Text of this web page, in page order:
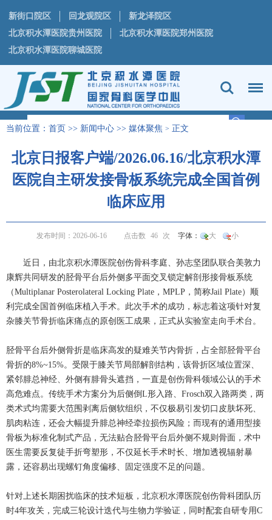
新街口院区 回龙观院区
新龙泽院区
北京积水潭医院贵州医院
北京积水潭医院郑州医院
北京积水潭医院聊城医院
当前位置： 首页 >> 新闻中心 >> 媒体聚焦 > 正文
北京日报客户端/2026.06.16/北京积水潭
医院自主研发接骨板系统完成全国首例
临床应用
发布时间：2026-06-16 点击数 46 次 字体： 大 小
近日，由北京积水潭医院创伤骨科李庭、 孙志坚 团队联合美敦力
康辉共同研发的胫骨平台后外侧多平面交叉锁定解剖形接骨板系统
（Multiplanar Posterolateral Locking Plate，MPLP，简称Jail Plate）顺
利完成全国首例临床植入手术。此次手术的成功，标志着这项针对复
杂膝关节骨折临床痛点的原创医工成果，正式从实验室走向手术台。
胫骨平台后外侧骨折是临床高发的疑难关节内骨折，占全部胫骨平台
骨折的8%~15%。受限于膝关节局部解剖结构，该骨折区域位置深、
紧邻腓总神经、外侧有腓骨头遮挡，一直是创伤骨科领域公认的手术
高危难点。传统手术方案分为后侧倒L形入路、Frosch双入路两类，两
类术式均需要大范围剥离后侧软组织，不仅极易引发切口皮肤坏死、
肌肉粘连，还会大幅提升腓总神经牵拉损伤风险；而现有的通用型接
骨板为标准化制式产品，无法贴合胫骨平台后外侧不规则骨面，术中
医生需要反复徒手折弯塑形，不仅延长手术时长、增加透视辐射暴
露，还容易出现螺钉角度偏移、固定强度不足的问题。
针对上述长期困扰临床的技术短板，北京积水潭医院创伤骨科团队历
时4年攻关，完成三轮设计迭代与生物力学验证，同时配套自研专用C